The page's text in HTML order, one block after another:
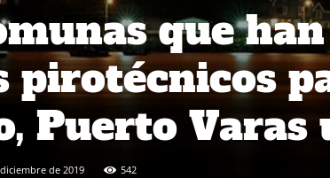
que
pirotécnicos
Puerto Varas
de 2019 542